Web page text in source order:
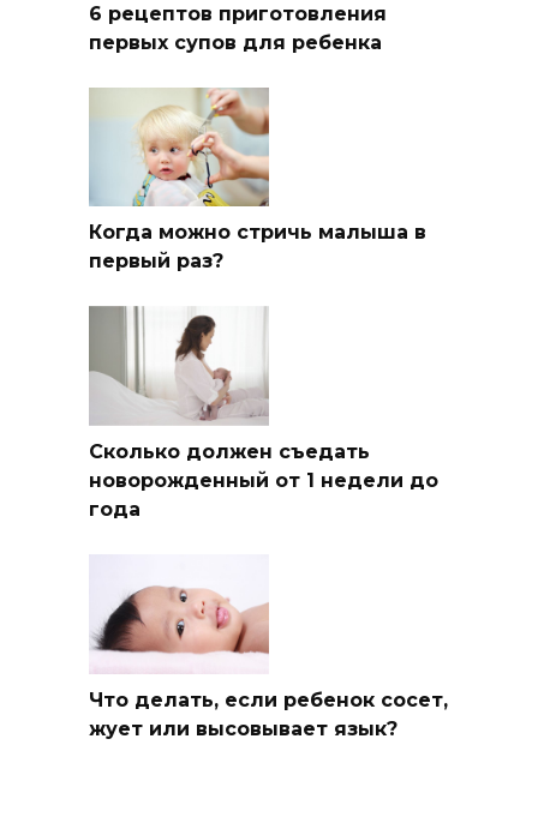
6 рецептов приготовления
первых супов для ребенка
Когда можно стричь малыша в
первый раз?
Сколько должен съедать
новорожденный от 1 недели до
года
Что делать, если ребенок сосет,
жует или высовывает язык?